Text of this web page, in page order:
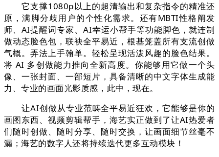
它支撑1080p以上的超清输出和复杂指令的精准还
原，满脚分歧用户的个性化需求。还有MBTI性格阐发
师、AI提醒词专家、AI幸运小帮手等功能脚色，就连制
做动态脸色包，联袂全平易近，根基笼盖所有支流创做
气概。弄法上手翰单。轻松呈现活泼风趣的脸色结果。
将 AI 多创做能力推向全新高度。你能够用它做一个头
像、一张封面、一部短片，具备清晰的中文字体生成能
力、专业的画面光影质感，此中，现在。
让AI创做从专业范畴全平易近狂欢，它能够是你的
画图东西、视频剪辑帮手，海艺实正做到了让AI热爱者
们随时创做、随时分享、随时交换，让画面细节丝毫不
漏；海艺的数字人还将持续迭代更多互动模块！